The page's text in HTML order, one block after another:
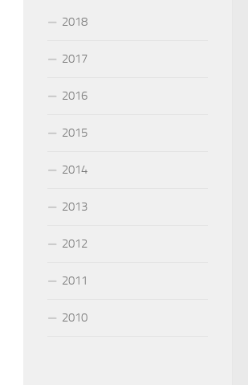
2018
2017
2016
2015
2014
2013
2012
2011
2010